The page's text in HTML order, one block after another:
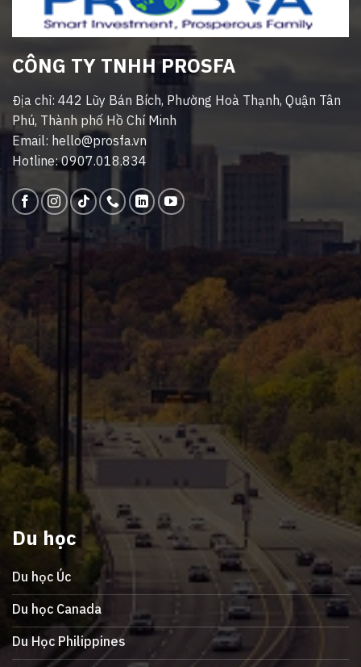
CÔNG TY TNHH PROSFA
Địa chỉ: 442 Lũy Bán Bích, Phường Hoà Thạnh, Quận Tân
Phú, Thành phố Hồ Chí Minh
Email: hello@prosfa.vn
Hotline: 0907.018.834
Du học
Du học Úc
Du học Canada
Du Học Philippines